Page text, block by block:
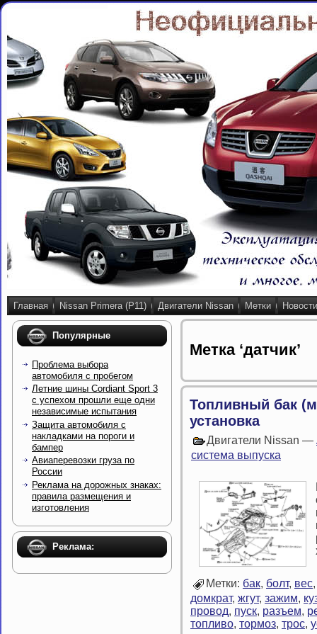
Главная Nissan Primera (P11) Двигатели Nissan Метки Новости
Популярные
Проблема выбора
автомобиля с пробегом
Летние шины Cordiant Sport 3
с успехом прошли еще одни
независимые испытания
Защита автомобиля с
накладками на пороги и
бампер
Авиаперевозки груза по
России
Реклама на дорожных знаках:
правила размещения и
изготовления
Реклама:
Метка ‘датчик’
Топливный бак
установка
Двигатели Nissan —
система выпуска
Метки: бак, болт, вес
домкрат, жгут, зажим,
провод, пуск, разъем,
топливо, тормоз, трос,